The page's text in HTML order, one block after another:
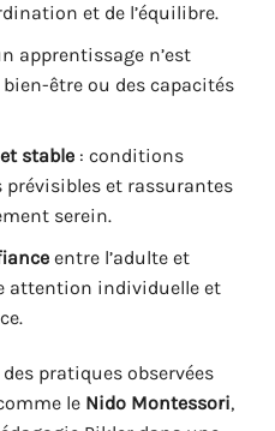
et de l’équilibre.
apprentissage n’est
être ou des capacités
stable: conditions
et rassurantes
serein.
entre l’adulte et
attention individuelle et
pratiques observées
le Nido Montessori,